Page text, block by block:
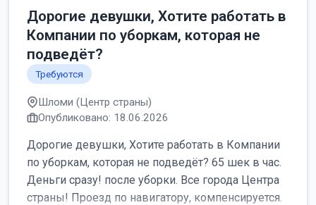
Дорогие девушки, Хотите работать в
Компании по уборкам, которая не
подведёт?
Требуются
Шломи (Центр страны)
Опубликовано: 18.06.2026
Дорогие девушки, Хотите работать в Компании
по уборкам, которая не подведёт? 65 шек в час.
Деньги сразу! после уборки. Все города Центра
страны! Проезд по навигатору, компенсируется.